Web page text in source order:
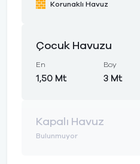
Korunaklı Havuz
Çocuk Havuzu
En
1,50 Mt
Boy
3 Mt
Kapalı Havuz
Bulunmuyor